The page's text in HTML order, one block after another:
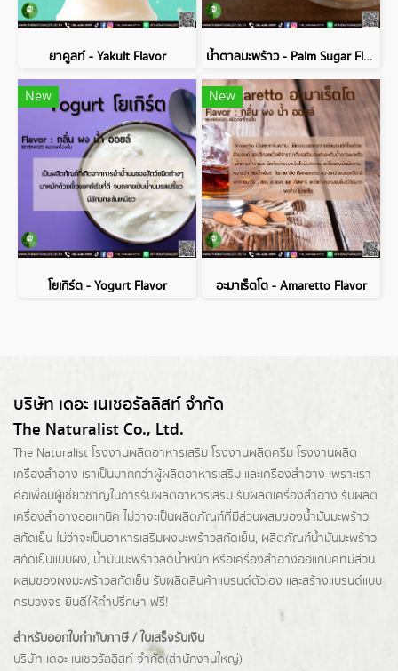
ยาคูลท์ - Yakult Flavor น้ำตาลมะพร้าว - Palm Sugar Flavor
New
โยเกิร์ต - Yogurt Flavor
New
อะมาเร็ตโต - Amaretto Flavor
บริษัท เดอะ เนเชอรัลลิสท์ จำกัด
The Naturalist Co., Ltd.
The Naturalist โรงงานผลิตอาหารเสริม โรงงานผลิตครีม โรงงานผลิต
เครื่องสำอาง เราเป็นมากกว่าผู้ผลิตอาหารเสริม และเครื่องสำอาง เพราะเรา
คือเพื่อนผู้เชี่ยวชาญในการรับผลิตอาหารเสริม รับผลิตเครื่องสำอาง รับผลิต
เครื่องสำอางออแกนิค ไม่ว่าจะเป็นผลิตภัณฑ์ที่มีส่วนผสมของน้ำมันมะพร้าว
สกัดเย็น ไม่ว่าจะเป็นอาหารเสริมผงมะพร้าวสกัดเย็น, ผลิตภัณฑ์น้ำมันมะพร้าว
สกัดเย็นแบบผง, น้ำมันมะพร้าวลดน้ำหนัก หรือเครื่องสำอางออแกนิคที่มีส่วน
ผสมของผงมะพร้าวสกัดเย็น รับผลิตสินค้าแบรนด์ตัวเอง และสร้างแบรนด์แบบ
ครบวงจร ยินดีให้คำปรึกษา ฟรี!
สำหรับออกใบกำกับภาษี / ใบเสร็จรับเงิน
บริษัท เดอะ เนเชอรัลลิสท์ จำกัด(ส่านักงานใหญ่)